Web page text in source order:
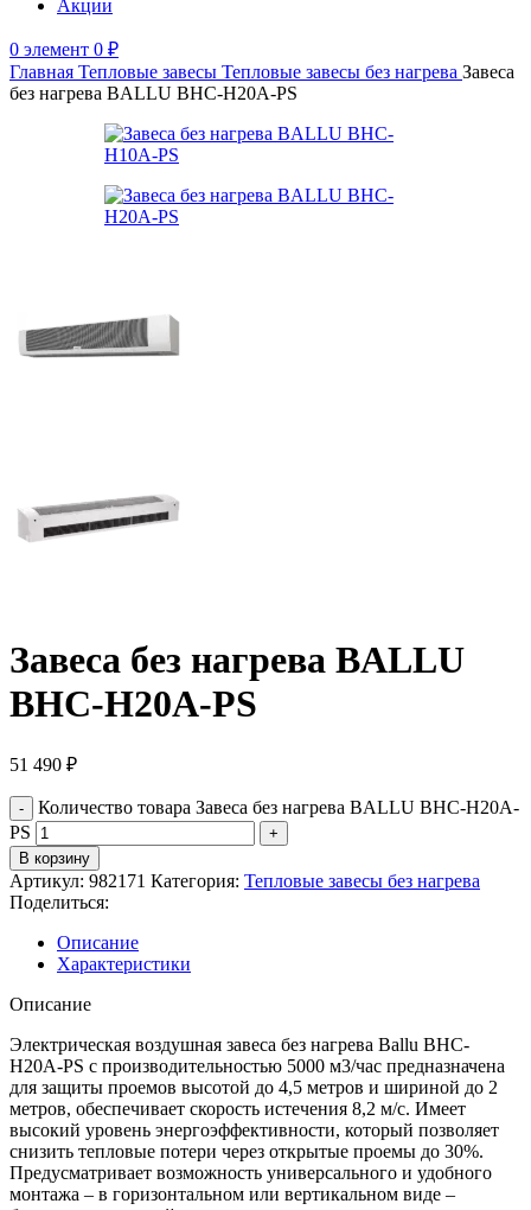
Акции
0 элемент 0 ₽
Главная Тепловые завесы Тепловые завесы без нагрева Завеса
без нагрева BALLU BHC-H20A-PS
Завеса без нагрева BALLU
BHC-H20A-PS
51 490 ₽
Количество товара Завеса без нагрева BALLU BHC-H20A-
PS
В корзину
Артикул: 982171 Категория: Тепловые завесы без нагрева
Поделиться:
Описание
Характеристики
Описание
Электрическая воздушная завеса без нагрева Ballu BHC-
H20A-PS с производительностью 5000 м3/час предназначена
для защиты проемов высотой до 4,5 метров и шириной до 2
метров, обеспечивает скорость истечения 8,2 м/с. Имеет
высокий уровень энергоэффективности, который позволяет
снизить тепловые потери через открытые проемы до 30%.
Предусматривает возможность универсального и удобного
монтажа – в горизонтальном или вертикальном виде –